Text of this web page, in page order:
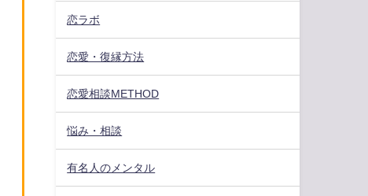
恋ラボ
恋愛・復縁方法
恋愛相談METHOD
悩み・相談
有名人のメンタル